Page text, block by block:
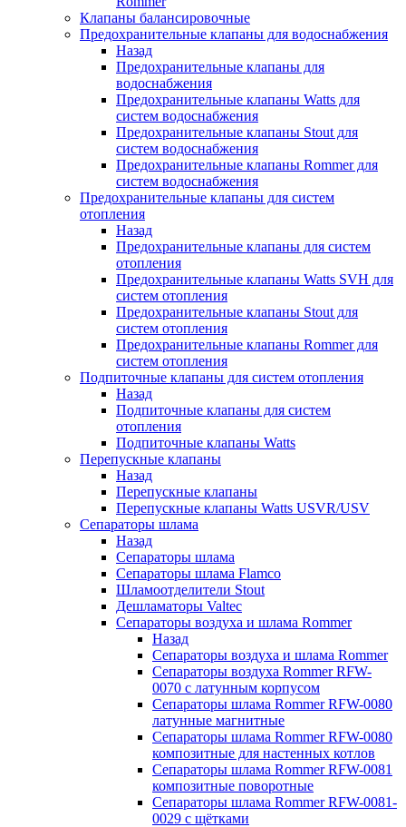
Клапаны балансировочные
Предохранительные клапаны для водоснабжения
Назад
Предохранительные клапаны для
водоснабжения
Предохранительные клапаны Watts для
систем водоснабжения
Предохранительные клапаны Stout для
систем водоснабжения
Предохранительные клапаны Rommer для
систем водоснабжения
Предохранительные клапаны для систем
отопления
Назад
Предохранительные клапаны для систем
отопления
Предохранительные клапаны Watts SVH для
систем отопления
Предохранительные клапаны Stout для
систем отопления
Предохранительные клапаны Rommer для
систем отопления
Подпиточные клапаны для систем отопления
Назад
Подпиточные клапаны для систем
отопления
Подпиточные клапаны Watts
Перепускные клапаны
Назад
Перепускные клапаны
Перепускные клапаны Watts USVR/USV
Сепараторы шлама
Назад
Сепараторы шлама
Сепараторы шлама Flamco
Шламоотделители Stout
Дешламаторы Valtec
Сепараторы воздуха и шлама Rommer
Назад
Сепараторы воздуха и шлама Rommer
Сепараторы воздуха Rommer RFW-
0070 с латунным корпусом
Сепараторы шлама Rommer RFW-0080
латунные магнитные
Сепараторы шлама Rommer RFW-0080
композитные для настенных котлов
Сепараторы шлама Rommer RFW-0081
композитные поворотные
Сепараторы шлама Rommer RFW-0081-
0029 с щётками